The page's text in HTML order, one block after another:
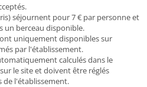
séjournent pour 7 € par personne et
un berceau disponible.
uniquement disponibles sur
par l'établissement.
calculés dans le
le site et doivent être réglés
de l'établissement.